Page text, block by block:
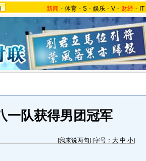
新闻 - 体育 - S - 娱乐 - V - 财经 - IT
一队获得男团冠军
[我来说两句] [字号： 大 中 小]